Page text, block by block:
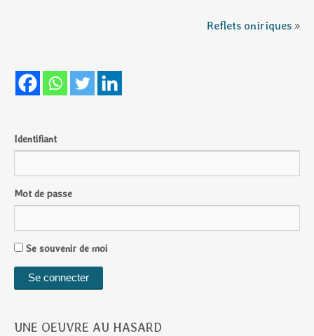
Reflets oniriques »
Identifiant
Mot de passe
Se souvenir de moi
UNE OEUVRE AU HASARD